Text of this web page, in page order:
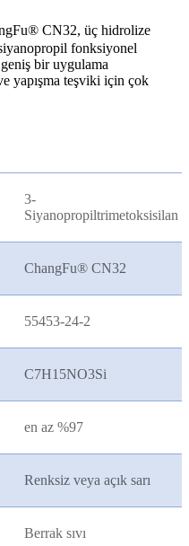
CN32, üç hidrolize
fonksiyonel
bir uygulama
yapışma teşviki için çok
3-
Siyanopropiltrimetoksisilan
ChangFu® CN32
55453-24-2
C7H15NO3Si
en az %97
Renksiz veya açık sarı
Berrak sıvı